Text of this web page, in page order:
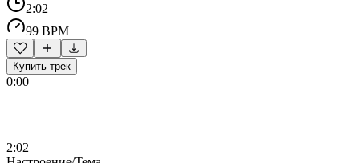
2:02
99 BPM
Купить трек
0:00
2:02